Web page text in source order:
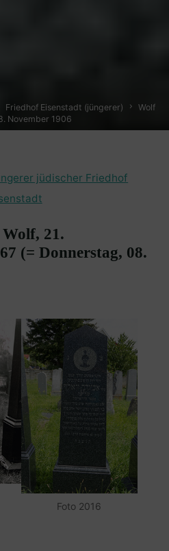
Friedhof Eisenstadt (jüngerer)
Wolf
November 1906
jüdischer Friedhof
21.
(= Donnerstag, 08.
Foto 2016